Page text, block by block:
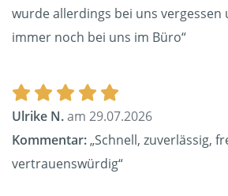
wurde allerdings bei uns vergessen
immer noch bei uns im Büro“
Ulrike N.am 29.07.2026
Kommentar:„Schnell, zuverlässig,
vertrauenswürdig“